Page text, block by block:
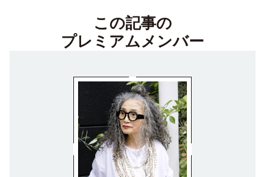
この記事の
プレミアムメンバー